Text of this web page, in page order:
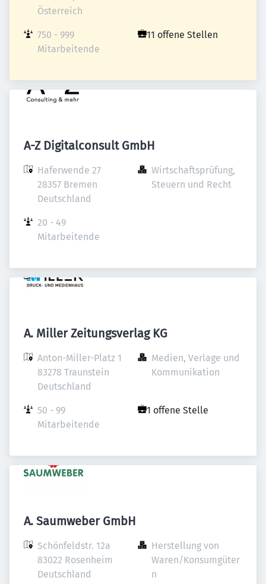
Österreich
750 - 999
Mitarbeitende
11 offene Stellen
A-Z Digitalconsult GmbH
Haferwende 27
28357 Bremen
Deutschland
Wirtschaftsprüfung,
Steuern und Recht
20 - 49
Mitarbeitende
A. Miller Zeitungsverlag KG
Anton-Miller-Platz 1
83278 Traunstein
Deutschland
Medien, Verlage und
Kommunikation
50 - 99
Mitarbeitende
1 offene Stelle
A. Saumweber GmbH
Schönfeldstr. 12a
83022 Rosenheim
Deutschland
Herstellung von
Waren/Konsumgüter
n